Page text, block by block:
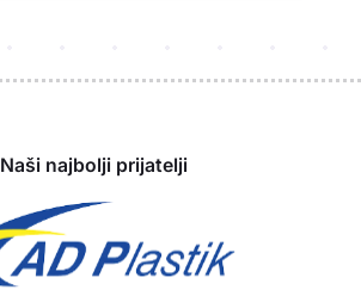
Naši najbolji prijatelji